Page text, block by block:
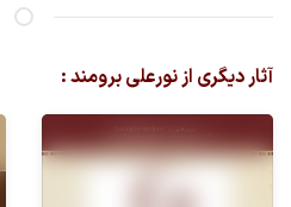
آثار دیگری از نورعلی برومند :